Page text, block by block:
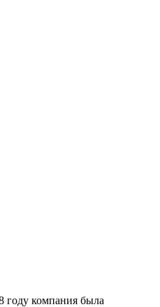
году компания была